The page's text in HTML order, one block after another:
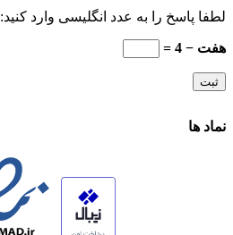
لطفا پاسخ را به عدد انگلیسی وارد کنید:
هفت − 4 =
نماد ها